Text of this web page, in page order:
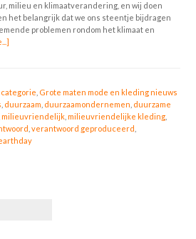
milieu en klimaatverandering, en wij doen
het belangrijk dat we ons steentje bijdragen
problemen rondom het klimaat en
Grote maten mode en kleding nieuws
duurzaam duurzaamondernemen duurzame
,milieuvriendelijk ,milieuvriendelijke kleding
,verantwoord geproduceerd